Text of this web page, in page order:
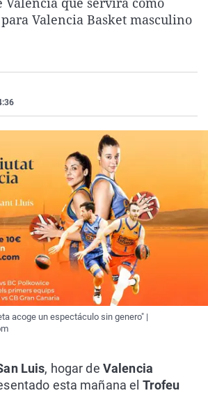
La rosa de los vientos
Caso
Extremadura
Virales
Valencia Basket masculino
acoge un espectáculo sin genero" |
Luis, hogar de Valencia
esta mañana el Trofeu